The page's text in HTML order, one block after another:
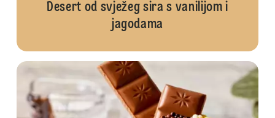
Desert od svježeg sira s vanilijom i
jagodama